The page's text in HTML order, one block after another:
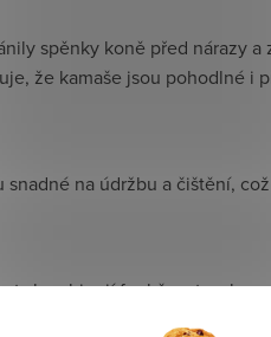
spěnky koně před nárazy
že kamaše jsou pohodlné i
na údržbu a čištění,
kombinují funkčnost s